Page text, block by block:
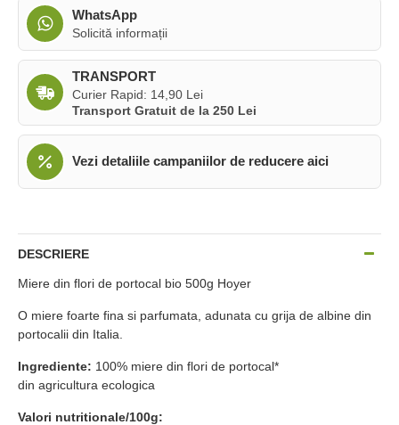
WhatsApp
Solicită informații
TRANSPORT
Curier Rapid: 14,90 Lei
Transport Gratuit de la 250 Lei
Vezi detaliile campaniilor de reducere aici
DESCRIERE
Miere din flori de portocal bio 500g Hoyer
O miere foarte fina si parfumata, adunata cu grija de albine din
portocalii din Italia.
Ingrediente: 100% miere din flori de portocal*
din agricultura ecologica
Valori nutritionale/100g: